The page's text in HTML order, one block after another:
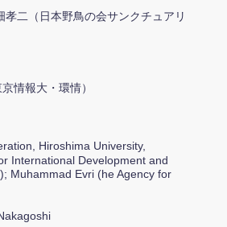
二（日本野鳥の会サンクチュアリ
情報大・環情）
Hiroshima University,
International Development and
Muhammad Evri (he Agency for